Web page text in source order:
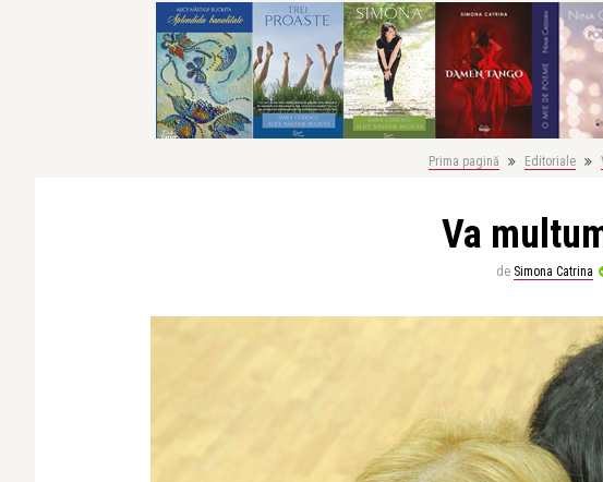
Prima pagină Editoriale
Va
de Simona Catrina